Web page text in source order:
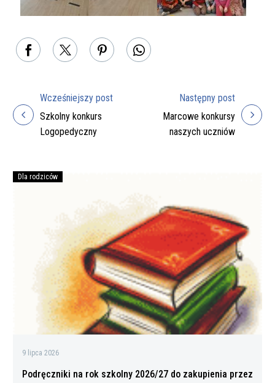
Nawigacja
wpisu
Wcześniejszy post
Szkolny konkurs
Logopedyczny
Następny post
Marcowe konkursy
naszych uczniów
rok
szkolny
do
zakupienia
przez
rodziców
Dla rodziców
9 lipca 2026
Podręczniki na rok szkolny 2026/27 do zakupienia przez